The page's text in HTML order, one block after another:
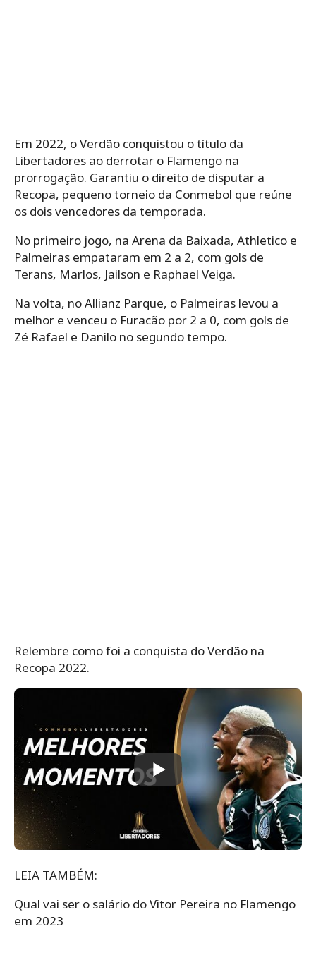
Em 2022, o Verdão conquistou o título da
Libertadores ao derrotar o Flamengo na
prorrogação. Garantiu o direito de disputar a
Recopa, pequeno torneio da Conmebol que reúne
os dois vencedores da temporada.
No primeiro jogo, na Arena da Baixada, Athletico e
Palmeiras empataram em 2 a 2, com gols de
Terans, Marlos, Jailson e Raphael Veiga.
Na volta, no Allianz Parque, o Palmeiras levou a
melhor e venceu o Furacão por 2 a 0, com gols de
Zé Rafael e Danilo no segundo tempo.
Relembre como foi a conquista do Verdão na
Recopa 2022.
LEIA TAMBÉM:
Qual vai ser o salário do Vitor Pereira no Flamengo
em 2023